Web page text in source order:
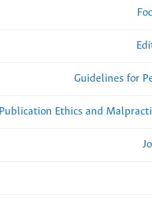
Guidelines for
Publication Ethics and